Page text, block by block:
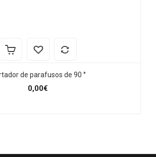
de parafusos de 90 °
0,00€